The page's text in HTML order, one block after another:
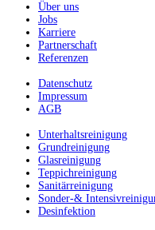
Über uns
Jobs
Karriere
Partnerschaft
Referenzen
Datenschutz
Impressum
AGB
Unterhaltsreinigung
Grundreinigung
Glasreinigung
Teppichreinigung
Sanitärreinigung
Sonder-&
Desinfektion